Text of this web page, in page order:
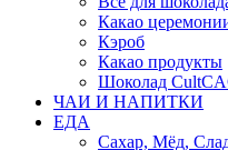
Какао
Кэроб
Какао продукты
Шоколад
ЧАИ И НАПИТКИ
ЕДА
Сахар, Мёд,